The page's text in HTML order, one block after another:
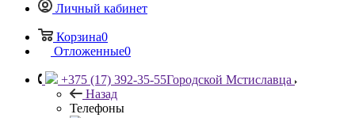
Личный кабинет
Корзина0
Отложенные0
+375 (17) 392-35-55Городской Мстиславца
Назад
Телефоны